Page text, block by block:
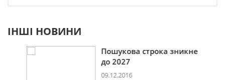
ІНШІ НОВИНИ
Пошукова строка зникне
до 2027
09.12.2016